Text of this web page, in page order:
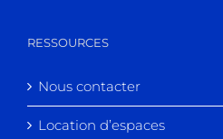
RESSOURCES
Nous contacter
Location d’espaces